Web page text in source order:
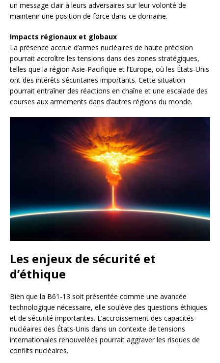
un message clair à leurs adversaires sur leur volonté de
maintenir une position de force dans ce domaine.
Impacts régionaux et globaux
La présence accrue d’armes nucléaires de haute précision
pourrait accroître les tensions dans des zones stratégiques,
telles que la région Asie-Pacifique et l’Europe, où les États-Unis
ont des intérêts sécuritaires importants. Cette situation
pourrait entraîner des réactions en chaîne et une escalade des
courses aux armements dans d’autres régions du monde.
Les enjeux de sécurité et
d’éthique
Bien que la B61-13 soit présentée comme une avancée
technologique nécessaire, elle soulève des questions éthiques
et de sécurité importantes. L’accroissement des capacités
nucléaires des États-Unis dans un contexte de tensions
internationales renouvelées pourrait aggraver les risques de
conflits nucléaires.